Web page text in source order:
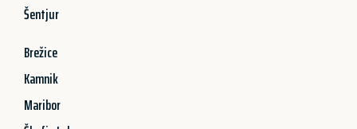
Šentjur
Brežice
Kamnik
Maribor